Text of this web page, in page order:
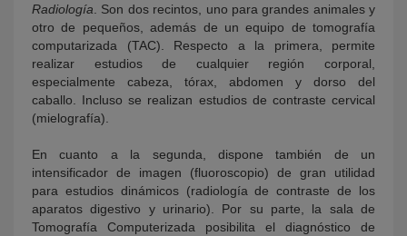
Radiología . Son dos recintos, uno para grandes animales y
otro de pequeños, además de un equipo de tomografía
computarizada (TAC). Respecto a la primera, permite
realizar estudios de cualquier región corporal,
especialmente cabeza, tórax, abdomen y dorso del
caballo. Incluso se realizan estudios de contraste cervical
(mielografía).
En cuanto a la segunda, dispone también de un
intensificador de imagen (fluoroscopio) de gran utilidad
para estudios dinámicos (radiología de contraste de los
aparatos digestivo y urinario). Por su parte, la sala de
Tomografía Computerizada posibilita el diagnóstico de